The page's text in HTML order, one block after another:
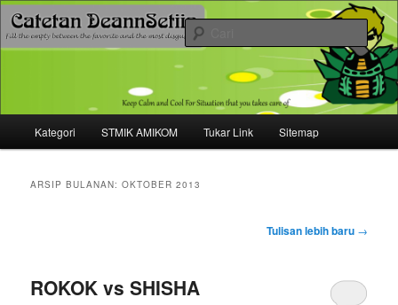
Mari bermimpi dan ciptakan kehendak
Cari
Langsung
Langsung
Kategori STMIK AMIKOM Tukar Link Sitemap
ARSIP BULANAN:OKTOBER 2013
Tulisan lebih baru →
ROKOK vs SHISHA